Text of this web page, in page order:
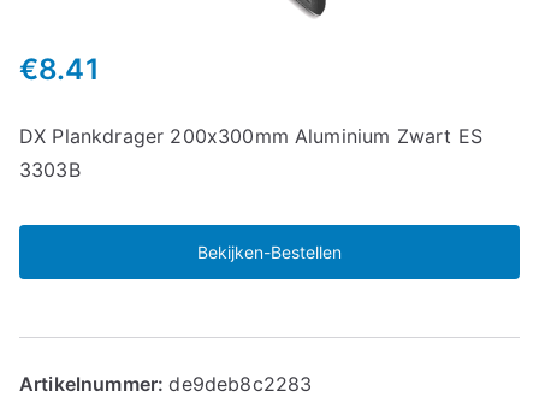
€8.41
DX Plankdrager 200x300mm Aluminium Zwart ES
3303B
Bekijken-Bestellen
Artikelnummer:de9deb8c2283